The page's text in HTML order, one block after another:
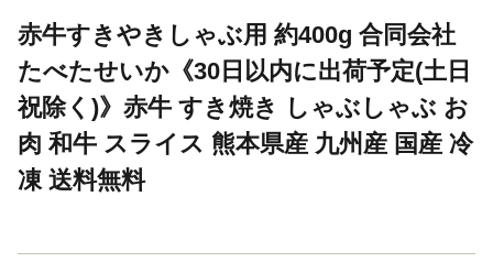
赤牛すきやきしゃぶ用 約400g 合同会社
たべたせいか《30日以内に出荷予定(土日
祝除く)》赤牛 すき焼き しゃぶしゃぶ お
肉 和牛 スライス 熊本県産 九州産 国産 冷
凍 送料無料